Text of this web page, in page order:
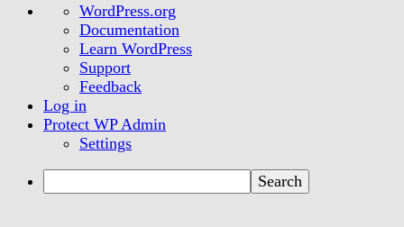
About
WordPress
WordPress.org
Documentation
Learn WordPress
Support
Feedback
Log in
Protect WP Admin
Settings
Search